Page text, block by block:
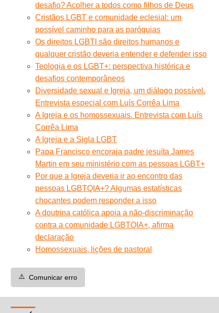
desafio? Acolher a todos como filhos de Deus
Cristãos LGBT e comunidade eclesial: um
possível caminho para as paróquias
Os direitos LGBTI são direitos humanos e
qualquer cristão deveria entender e defender isso
Teologia e os LGBT+: perspectiva histórica e
desafios contemporâneos
Diversidade sexual e Igreja, um diálogo possível.
Entrevista especial com Luís Corrêa Lima
A Igreja e os homossexuais. Entrevista com Luís
Corrêa Lima
A Igreja e a Sigla LGBT
Papa Francisco encoraja padre jesuíta James
Martin em seu ministério com as pessoas LGBT+
Por que a Igreja deveria ir ao encontro das
pessoas LGBTQIA+? Algumas estatísticas
chocantes podem responder a isso
A doutrina católica apoia a não-discriminação
contra a comunidade LGBTQIA+, afirma
declaração
Homossexuais, lições de pastoral
⚠️ Comunicar erro